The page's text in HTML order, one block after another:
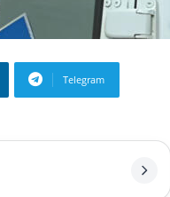
Telegram